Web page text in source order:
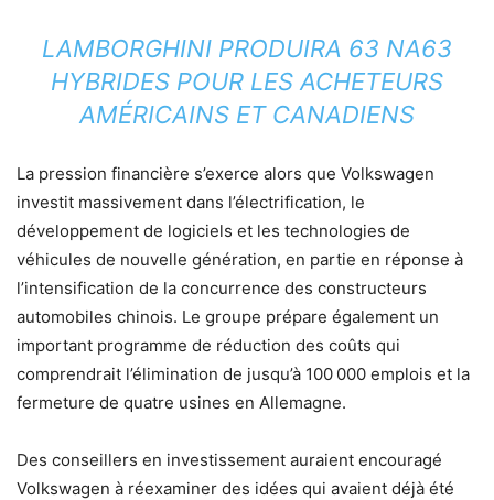
LAMBORGHINI PRODUIRA 63 NA63
HYBRIDES POUR LES ACHETEURS
AMÉRICAINS ET CANADIENS
La pression financière s’exerce alors que Volkswagen
investit massivement dans l’électrification, le
développement de logiciels et les technologies de
véhicules de nouvelle génération, en partie en réponse à
l’intensification de la concurrence des constructeurs
automobiles chinois. Le groupe prépare également un
important programme de réduction des coûts qui
comprendrait l’élimination de jusqu’à 100 000 emplois et la
fermeture de quatre usines en Allemagne.
Des conseillers en investissement auraient encouragé
Volkswagen à réexaminer des idées qui avaient déjà été